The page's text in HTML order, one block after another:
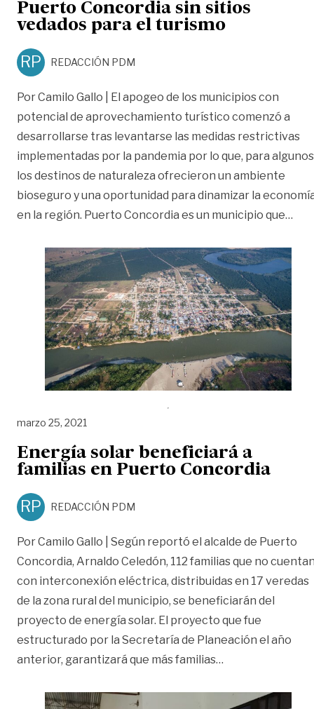
Puerto Concordia sin sitios
vedados para el turismo
RP REDACCIÓN PDM
Por Camilo Gallo | El apogeo de los municipios con
potencial de aprovechamiento turístico comenzó a
desarrollarse tras levantarse las medidas restrictivas
implementadas por la pandemia por lo que, para
los destinos de naturaleza ofrecieron un ambiente
bioseguro y una oportunidad para dinamizar la
en la región. Puerto Concordia es un municipio que…
marzo 25, 2021
Energía solar beneficiará a
familias en Puerto Concordia
RP REDACCIÓN PDM
Por Camilo Gallo | Según reportó el alcalde de Puerto
Concordia, Arnaldo Celedón, 112 familias que no
con interconexión eléctrica, distribuidas en 17 veredas
de la zona rural del municipio, se beneficiarán del
proyecto de energía solar. El proyecto que fue
estructurado por la Secretaría de Planeación el año
anterior, garantizará que más familias…